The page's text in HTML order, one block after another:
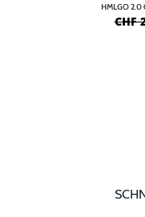
HMLGO 2.0
CHF